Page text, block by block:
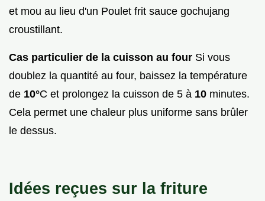
et mou au lieu d'un Poulet frit sauce gochujang
croustillant.
Cas particulier de la cuisson au four Si vous
doublez la quantité au four, baissez la température
de 10°C et prolongez la cuisson de 5 à 10 minutes.
Cela permet une chaleur plus uniforme sans brûler
le dessus.
Idées reçues sur la friture